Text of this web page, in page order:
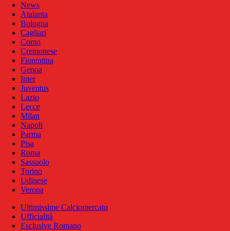
News
Atalanta
Bologna
Cagliari
Como
Cremonese
Fiorentina
Genoa
Inter
Juventus
Lazio
Lecce
Milan
Napoli
Parma
Pisa
Roma
Sassuolo
Torino
Udinese
Verona
Ultimissime Calciomercato
Ufficialità
Esclusive Romano